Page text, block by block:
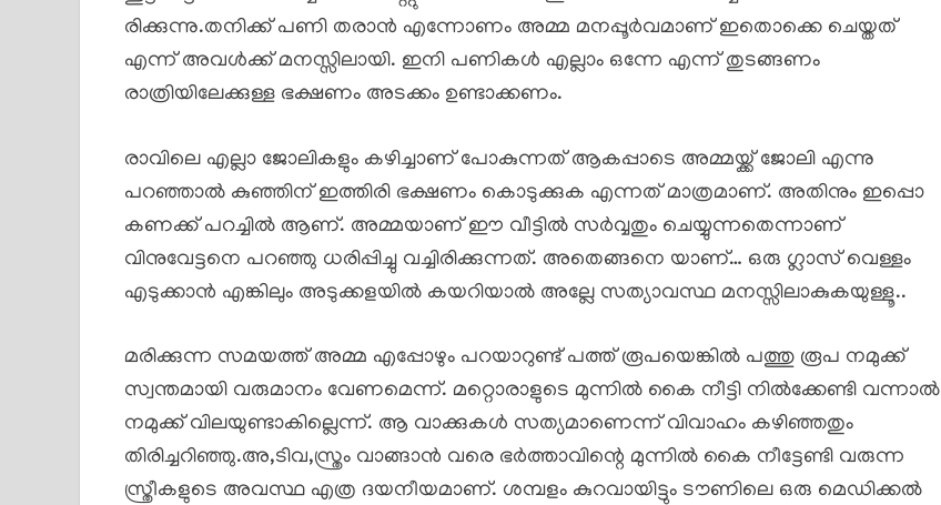
രിക്കുന്നു.തനിക്ക് പണി തരാൻ എന്നോണം അമ്മ മനപ്പൂർവമാണ് ഇതൊക്കെ ചെയ്തത്
എന്ന് അവൾക്ക് മനസ്സിലായി. ഇനി പണികൾ എല്ലാം ഒന്നേ എന്ന് തുടങ്ങണം
രാത്രിയിലേക്കുള്ള ഭക്ഷണം അടക്കം ഉണ്ടാക്കണം.
രാവിലെ എല്ലാ ജോലികളും കഴിച്ചാണ് പോകുന്നത് ആകപ്പാടെ അമ്മയ്ക്ക് ജോലി എന്നു
പറഞ്ഞാൽ കുഞ്ഞിന് ഇത്തിരി ഭക്ഷണം കൊടുക്കുക എന്നത് മാത്രമാണ്. അതിനും ഇപ്പൊ
കണക്ക് പറച്ചിൽ ആണ്. അമ്മയാണ് ഈ വീട്ടിൽ സർവ്വതും ചെയ്യുന്നതെന്നാണ്
വിനുവേട്ടനെ പറഞ്ഞു ധരിപ്പിച്ചു വച്ചിരിക്കുന്നത്. അതെങ്ങനെ യാണ്… ഒരു ഗ്ലാസ് വെള്ളം
എടുക്കാൻ എങ്കിലും അടുക്കളയിൽ കയറിയാൽ അല്ലേ സത്യാവസ്ഥ മനസ്സിലാകുകയുള്ളൂ..
മരിക്കുന്ന സമയത്ത് അമ്മ എപ്പോഴും പറയാറുണ്ട് പത്ത് രൂപയെങ്കിൽ പത്തു രൂപ നമുക്ക്
സ്വന്തമായി വരുമാനം വേണമെന്ന്. മറ്റൊരാളുടെ മുന്നിൽ കൈ നീട്ടി നിൽക്കേണ്ടി വന്നാൽ
നമുക്ക് വിലയുണ്ടാകില്ലെന്ന്. ആ വാക്കുകൾ സത്യമാണെന്ന് വിവാഹം കഴിഞ്ഞതും
തിരിച്ചറിഞ്ഞു.അ,ടിവ,സ്ത്രം വാങ്ങാൻ വരെ ഭർത്താവിന്റെ മുന്നിൽ കൈ നീട്ടേണ്ടി വരുന്ന
സ്ത്രീകളുടെ അവസ്ഥ എത്ര ദയനീയമാണ്. ശമ്പളം കുറവായിട്ടും ടൗണിലെ ഒരു മെഡിക്കൽ